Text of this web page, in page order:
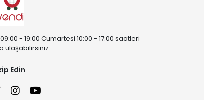
- 19:00 Cumartesi 10:00 - 17:00 saatleri
ulaşabilirsiniz.
Edin